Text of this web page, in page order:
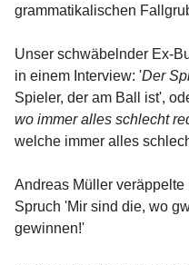
grammatikalischen
Unser schwäbelnder Ex-
in einem Interview: 'Der
Spieler, der am Ball ist',
wo immer alles schlecht
welche immer alles
Andreas Müller
Spruch 'Mir sind die, wo
gewinnen!'